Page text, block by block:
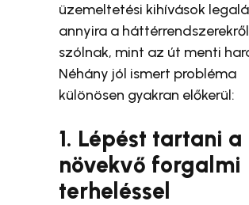
üzemeltetési kihívások
annyira a háttérrendszerekről
szólnak, mint az út menti
Néhány jól ismert probléma
különösen gyakran előkerül:
1. Lépést tartani a
növekvő forgalmi
terheléssel